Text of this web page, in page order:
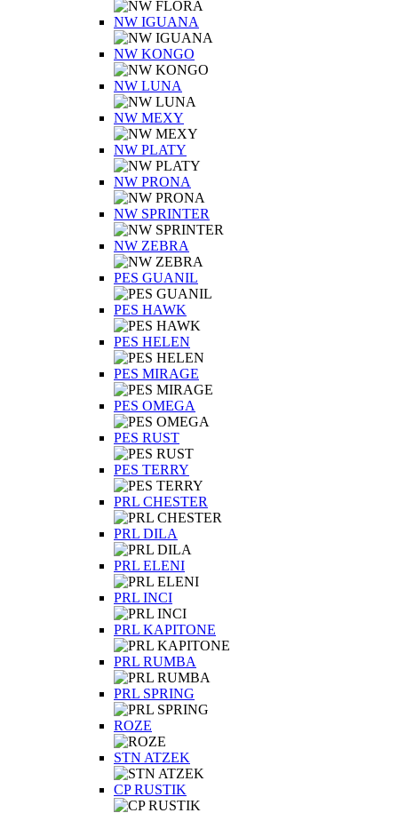
NW IGUANA
NW KONGO
NW LUNA
NW MEXY
NW PLATY
NW PRONA
NW SPRINTER
NW ZEBRA
PES GUANIL
PES HAWK
PES HELEN
PES MIRAGE
PES OMEGA
PES RUST
PES TERRY
PRL CHESTER
PRL DILA
PRL ELENI
PRL INCI
PRL KAPITONE
PRL RUMBA
PRL SPRING
ROZE
STN ATZEK
СP RUSTIK